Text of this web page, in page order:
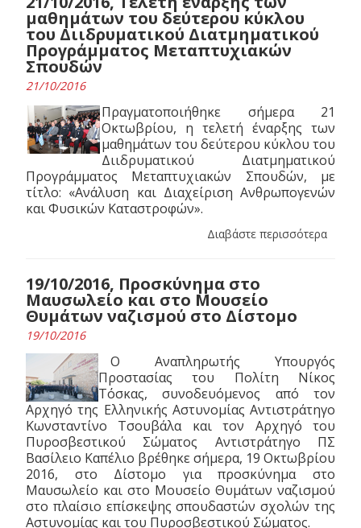
μαθημάτων του δεύτερου κύκλου
του Διιδρυματικού Διατμηματικού
Προγράμματος Μεταπτυχιακών
Σπουδών
21/10/2016
Πραγματοποιήθηκε σήμερα 21
Οκτωβρίου, η τελετή έναρξης των
μαθημάτων του δεύτερου κύκλου του
Διιδρυματικού Διατμηματικού
Προγράμματος Μεταπτυχιακών Σπουδών, με
τίτλο: «Ανάλυση και Διαχείριση Ανθρωπογενών
και Φυσικών Καταστροφών».
Διαβάστε περισσότερα
19/10/2016, Προσκύνημα στο
Μαυσωλείο και στο Μουσείο
Θυμάτων ναζισμού στο Δίστομο
19/10/2016
Ο Αναπληρωτής Υπουργός
Προστασίας του Πολίτη Νίκος
Τόσκας, συνοδευόμενος από τον
Αρχηγό της Ελληνικής Αστυνομίας Αντιστράτηγο
Κωνσταντίνο Τσουβάλα και τον Αρχηγό του
Πυροσβεστικού Σώματος Αντιστράτηγο ΠΣ
Βασίλειο Καπέλιο βρέθηκε σήμερα, 19 Οκτωβρίου
2016, στο Δίστομο για προσκύνημα στο
Μαυσωλείο και στο Μουσείο Θυμάτων ναζισμού
στο πλαίσιο επίσκεψης σπουδαστών σχολών της
Αστυνομίας και του Πυροσβεστικού Σώματος.